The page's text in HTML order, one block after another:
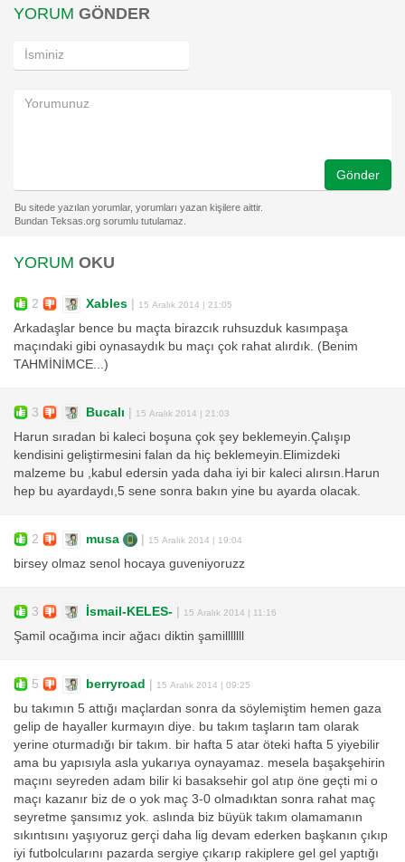
YORUM GÖNDER
Gönder
YORUM OKU
2 Xables | 15 Aralık 2014 | 21:05
Arkadaşlar bence bu maçta birazcık ruhsuzduk kasımpaşa
maçındaki gibi oynasaydık bu maçı çok rahat alırdık. (Benim
TAHMİNİMCE...)
3 Bucalı | 15 Aralık 2014 | 21:03
Harun sıradan bi kaleci boşuna çok şey beklemeyin.Çalışıp
kendisini geliştirmesini falan da hiç beklemeyin.Elimizdeki
malzeme bu ,kabul edersin yada daha iyi bir kaleci alırsın.Harun
hep bu ayardaydı,5 sene sonra bakın yine bu ayarda olacak.
2 musa | 15 Aralık 2014 | 19:04
birsey olmaz senol hocaya guveniyoruzz
3 İsmail-KELES- | 15 Aralık 2014 | 11:16
Şamil ocağıma incir ağacı diktin şamilllllll
5 berryroad | 15 Aralık 2014 | 09:25
bu takımın 5 attığı maçlardan sonra da söylemiştim hemen gaza
gelip de hayaller kurmayın diye. bu takım taşların tam olarak
yerine oturmadığı bir takım. bir hafta 5 atar öteki hafta 5 yiyebilir
ama bu yapısıyla asla yukarıya oynayamaz. mesela başakşehirin
maçını seyreden adam bilir ki basaksehir gol atıp öne geçti mi o
maçı kazanır biz de o yok maç 3-0 olmadıktan sonra rahat maç
seyretme şansımız yok. aslında biz büyük takım olamamanın
sıkıntısını yaşıyoruz gerçi daha lig devam ederken başkanın çıkıp
iyi futbolcularını pazarda sergiye çıkarıp rakiplere gel gel yaptığı